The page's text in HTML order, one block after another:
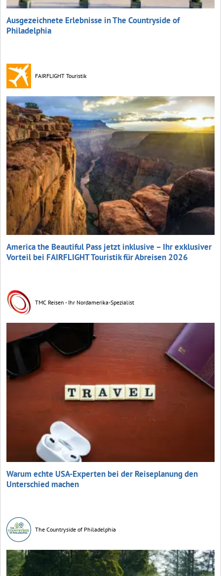
Ausgezeichnete Erlebnisse in The Countryside of
Philadelphia
FAIRFLIGHT Touristik
America the Beautiful Pass jetzt inklusive – Ihr exklusiver
Vorteil bei FAIRFLIGHT Touristik für Abreisen 2026
TMC Reisen - Ihr Nordamerika-Spezialist
Warum echte USA-Experten bei der Reiseplanung den
Unterschied machen
The Countryside of Philadelphia